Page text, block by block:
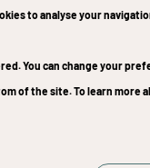
dehors du format,
la
et de
une réduction
utile pour
à des
to analyse your
You can change your
of the site. To learn more